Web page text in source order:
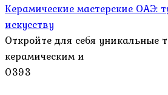
Керамические мастерские ОАЭ:
искусству
Откройте для себя уникальные
керамическим и
0393